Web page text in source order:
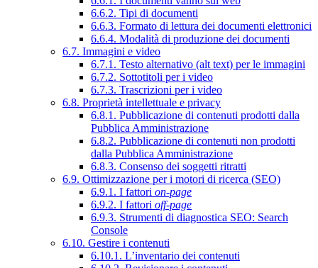
6.6.2. Tipi di documenti
6.6.3. Formato di lettura dei documenti elettronici
6.6.4. Modalità di produzione dei documenti
6.7. Immagini e video
6.7.1. Testo alternativo (alt text) per le immagini
6.7.2. Sottotitoli per i video
6.7.3. Trascrizioni per i video
6.8. Proprietà intellettuale e privacy
6.8.1. Pubblicazione di contenuti prodotti dalla
Pubblica Amministrazione
6.8.2. Pubblicazione di contenuti non prodotti
dalla Pubblica Amministrazione
6.8.3. Consenso dei soggetti ritratti
6.9. Ottimizzazione per i motori di ricerca (SEO)
6.9.1. I fattori on-page
6.9.2. I fattori off-page
6.9.3. Strumenti di diagnostica SEO: Search
Console
6.10. Gestire i contenuti
6.10.1. L’inventario dei contenuti